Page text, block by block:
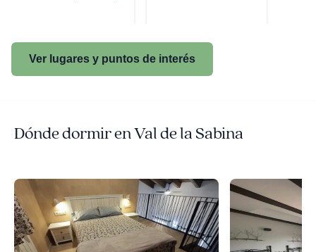
Ver lugares y puntos de interés
Dónde dormir en Val de la Sabina